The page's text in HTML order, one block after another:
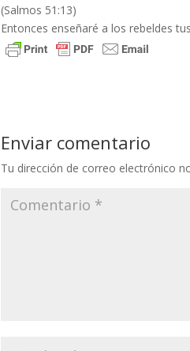
(Salmos 51:13)
Entonces enseñaré a los rebeldes
Enviar comentario
Tu dirección de correo electrónico